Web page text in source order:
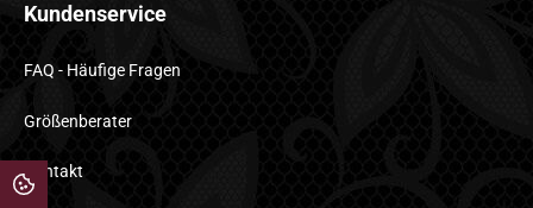
Kundenservice
FAQ - Häufige Fragen
Größenberater
Kontakt